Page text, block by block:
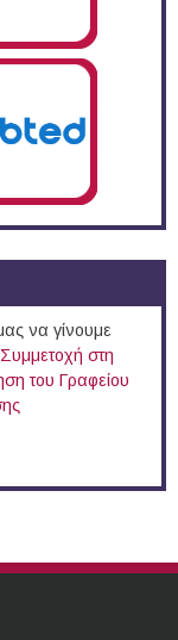
να γίνουμε
Συμμετοχή στη
του Γραφείου